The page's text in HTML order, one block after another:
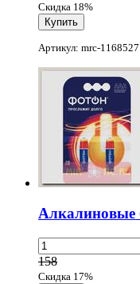
Скидка 18%
Артикул: mrc-1168527
Алкалиновые
158
Скидка 17%